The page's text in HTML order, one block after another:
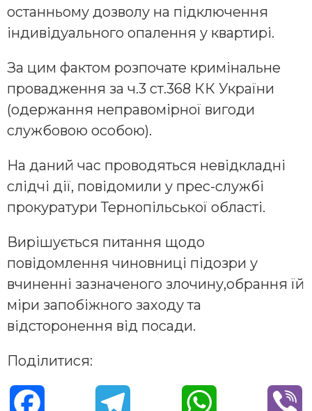
останньому дозволу на підключення
індивідуального опалення у квартирі.
За цим фактом розпочате кримінальне
провадження за ч.3 ст.368 КК України
(одержання неправомірної вигоди
службовою особою).
На даний час проводяться невідкладні
слідчі дії, повідомили у прес-службі
прокуратури Тернопільської області.
Вирішується питання щодо
повідомлення чиновниці підозри у
вчиненні зазначеного злочину,обрання їй
міри запобіжного заходу та
відсторонення від посади.
Поділитися: